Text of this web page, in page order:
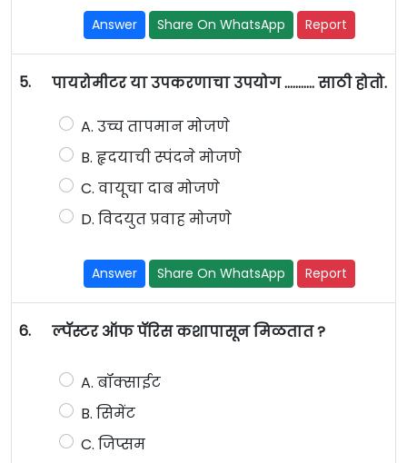
Answer Share On WhatsApp Report
5. पायरोमीटर या उपकरणाचा उपयोग ……….. साठी होतो.
A. उच्च तापमान मोजणे
B. हृदयाची स्पंदने मोजणे
C. वायूचा दाब मोजणे
D. विदयुत प्रवाह मोजणे
Answer Share On WhatsApp Report
6. ल्पॅस्टर ऑफ पॅरिस कशापासून मिळतात ?
A. बॉक्साईट
B. सिमेंट
C. जिप्सम